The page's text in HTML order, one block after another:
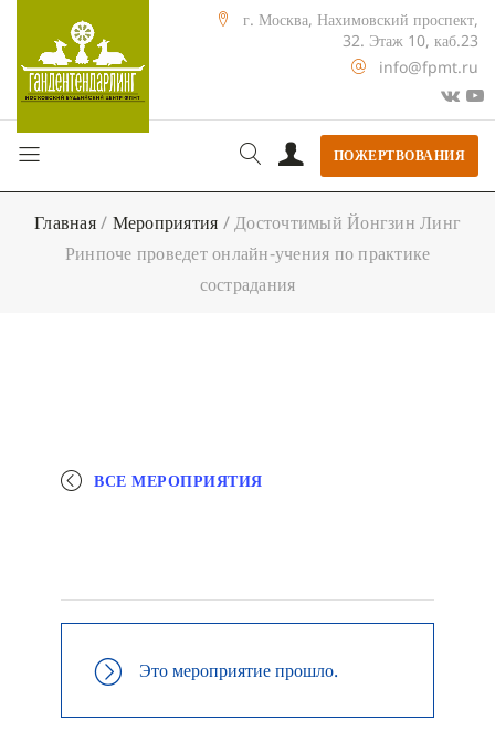
г. Москва, Нахимовский проспект,
32. Этаж 10, каб.23
info@fpmt.ru
ПОЖЕРТВОВАНИЯ
Главная/ Мероприятия /Досточтимый Йонгзин Линг
Ринпоче проведет онлайн-учения по практике
сострадания
ВСЕ МЕРОПРИЯТИЯ
Это мероприятие прошло.